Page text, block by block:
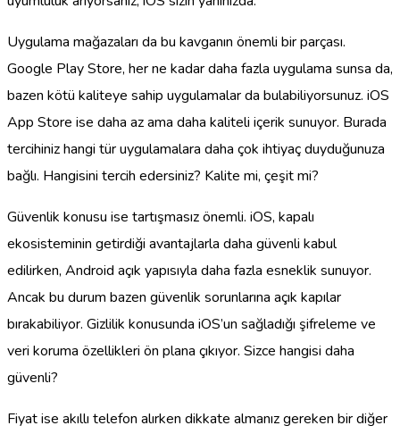
Uygulama mağazaları da bu kavganın önemli bir parçası.
Google Play Store, her ne kadar daha fazla uygulama sunsa da,
bazen kötü kaliteye sahip uygulamalar da bulabiliyorsunuz. iOS
App Store ise daha az ama daha kaliteli içerik sunuyor. Burada
tercihiniz hangi tür uygulamalara daha çok ihtiyaç duyduğunuza
bağlı. Hangisini tercih edersiniz? Kalite mi, çeşit mi?
Güvenlik konusu ise tartışmasız önemli. iOS, kapalı
ekosisteminin getirdiği avantajlarla daha güvenli kabul
edilirken, Android açık yapısıyla daha fazla esneklik sunuyor.
Ancak bu durum bazen güvenlik sorunlarına açık kapılar
bırakabiliyor. Gizlilik konusunda iOS’un sağladığı şifreleme ve
veri koruma özellikleri ön plana çıkıyor. Sizce hangisi daha
güvenli?
Fiyat ise akıllı telefon alırken dikkate almanız gereken bir diğer